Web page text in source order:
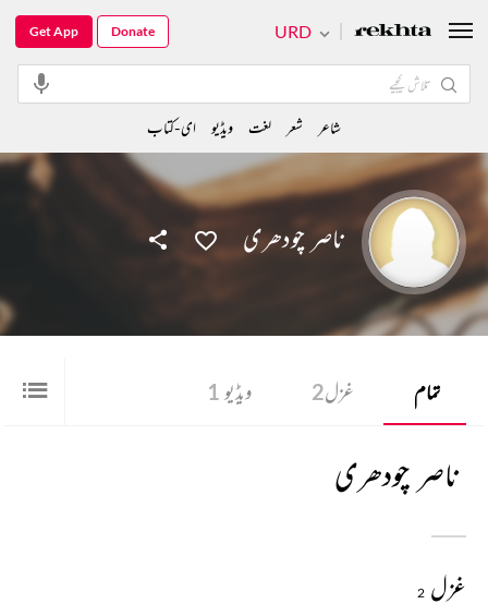
ناصر چودھری
تمام غزل2 ویڈیو 1
ناصر چودھری
غزل 2
URD
Get App Donate
شاعر شعر لغت ویڈیو ای-کتاب